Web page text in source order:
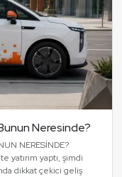
Neresinde?
NERESİNDE?
yatırım yaptı, şimdi
dikkat çekici geliş